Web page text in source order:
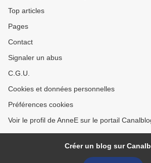
Top articles
Pages
Contact
Signaler un abus
C.G.U.
Cookies et données personnelles
Préférences cookies
Voir le profil de AnneE sur le portail
Créer un blog sur